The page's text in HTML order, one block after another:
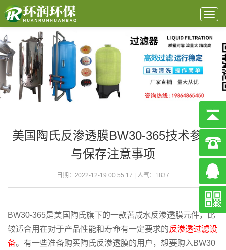
美国陶氏反渗透膜BW30-365技术参数
与保存注意事项
日期：2022-12-19 00:55:17 | 人气： 1837
BW30-365是美国陶氏旗下的一款苦咸水反渗透膜元件，比
较适合用在对于产品性能和寿命有一定要求的反渗透过滤设
备。有一些准备购买陶氏反渗透膜的用户，想要购入BW30